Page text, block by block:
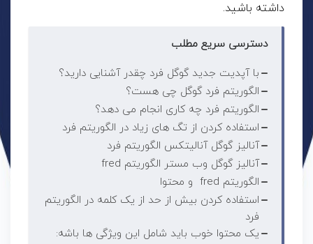
داشته باشید.
دسترسی سریع مطلب
با آپدیت جدید گوگل فرد چقدر آشنایی دارید؟
الگوریتم فرد گوگل چی هست؟
الگوریتم فرد چه کاری انجام می دهد؟
استفاده کردن از تگ های زیاد در الگوریتم فرد
آنالیز گوگل آنالیتکس الگوریتم فرد
آنالیز گوگل وب مستر الگوریتم fred
الگوریتم fred و محتوا
استفاده کردن بیش از حد از یک کلمه در الگوریتم
فرد
یک محتوا خوب باید شامل این ویژگی ها باشه: